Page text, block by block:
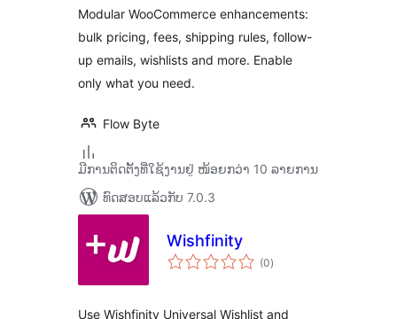
Modular WooCommerce enhancements:
bulk pricing, fees, shipping rules, follow-
up emails, wishlists and more. Enable
only what you need.
Flow Byte
ມີການຕິດຕັ້ງທີ່ໃຊ້ງານຢູ່ ໜ້ອຍກວ່າ 10 ລາຍການ
ທົດສອບແລ້ວກັບ 7.0.3
Wishfinity
(0ຄະແນນ
ທັງໝົດ
)
Use Wishfinity Universal Wishlist and